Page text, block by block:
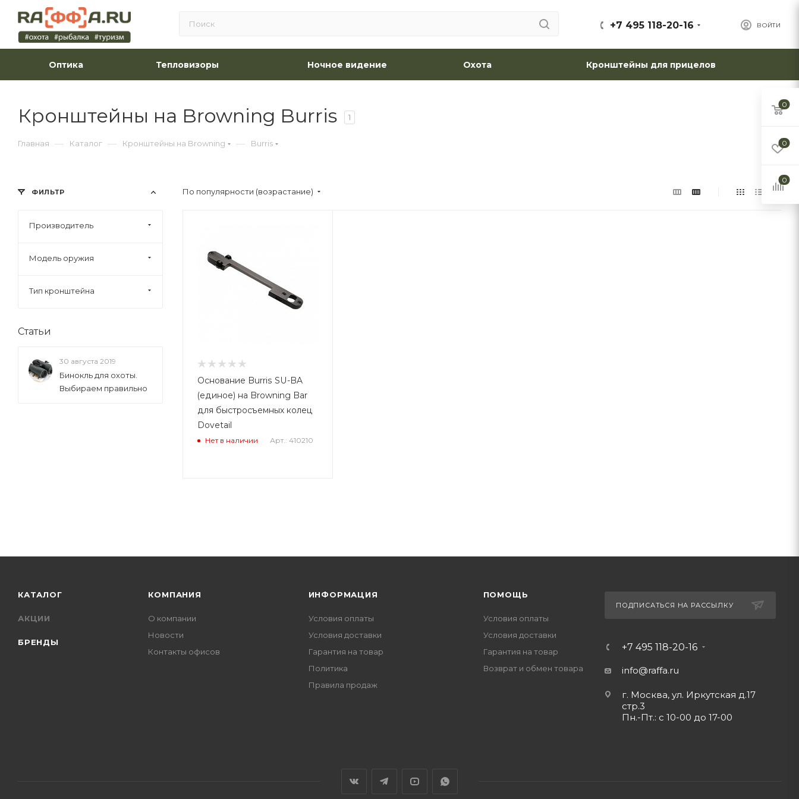
ВОЙТИ
+7 495 118-20-16
Оптика Тепловизоры Ночное видение Охота Кронштейны для прицелов
Кронштейны на Browning Burris 1
Главная — Каталог — Кронштейны на Browning — Burris
По популярности (возрастание)
Основание Burris SU-BA
(единое) на Browning Bar
для быстросъемных колец
Dovetail
Нет в наличии Арт.: 410210
ФИЛЬТР
Производитель
Модель оружия
Тип кронштейна
Статьи
30 августа 2019
Бинокль для охоты.
Выбираем правильно
КАТАЛОГ
АКЦИИ
БРЕНДЫ
КОМПАНИЯ
О компании
Новости
Контакты офисов
ИНФОРМАЦИЯ
Условия оплаты
Условия доставки
Гарантия на товар
Политика
Правила продаж
ПОМОЩЬ
Условия оплаты
Условия доставки
Гарантия на товар
Возврат и обмен товара
ПОДПИСАТЬСЯ НА РАССЫЛКУ
+7 495 118-20-16
info@raffa.ru
г. Москва, ул. Иркутская д.17
стр.3
Пн.-Пт.: с 10-00 до 17-00
0
0
0